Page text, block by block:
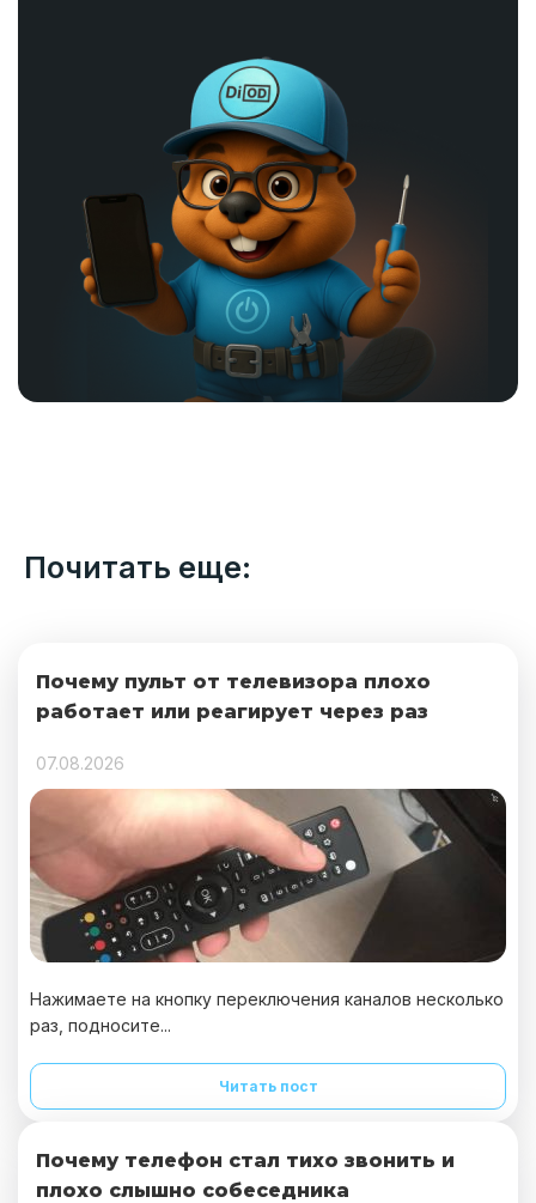
Почитать еще:
Почему пульт от телевизора плохо
работает или реагирует через раз
07.08.2026
Нажимаете на кнопку переключения каналов несколько
раз, подносите...
Читать пост
Почему телефон стал тихо звонить и
плохо слышно собеседника